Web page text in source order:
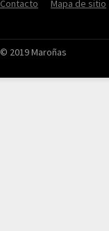
Contacto Mapa de sitio
© 2019 Maroñas